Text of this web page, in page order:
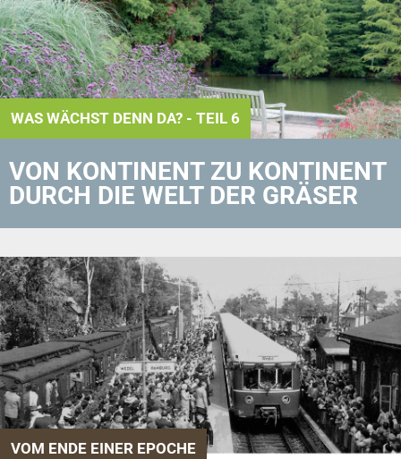
WAS WÄCHST DENN DA? - TEIL 6
VON KONTINENT ZU KONTINENT
DURCH DIE WELT DER GRÄSER
VOM ENDE EINER EPOCHE